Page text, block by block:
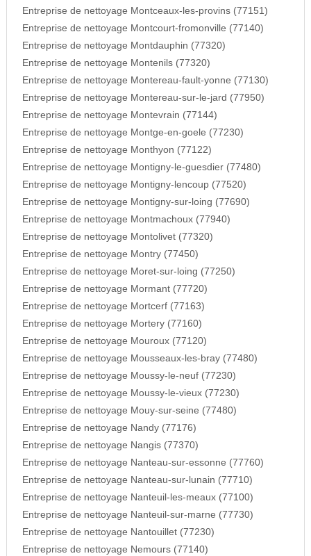
Entreprise de nettoyage Montceaux-les-provins (77151)
Entreprise de nettoyage Montcourt-fromonville (77140)
Entreprise de nettoyage Montdauphin (77320)
Entreprise de nettoyage Montenils (77320)
Entreprise de nettoyage Montereau-fault-yonne (77130)
Entreprise de nettoyage Montereau-sur-le-jard (77950)
Entreprise de nettoyage Montevrain (77144)
Entreprise de nettoyage Montge-en-goele (77230)
Entreprise de nettoyage Monthyon (77122)
Entreprise de nettoyage Montigny-le-guesdier (77480)
Entreprise de nettoyage Montigny-lencoup (77520)
Entreprise de nettoyage Montigny-sur-loing (77690)
Entreprise de nettoyage Montmachoux (77940)
Entreprise de nettoyage Montolivet (77320)
Entreprise de nettoyage Montry (77450)
Entreprise de nettoyage Moret-sur-loing (77250)
Entreprise de nettoyage Mormant (77720)
Entreprise de nettoyage Mortcerf (77163)
Entreprise de nettoyage Mortery (77160)
Entreprise de nettoyage Mouroux (77120)
Entreprise de nettoyage Mousseaux-les-bray (77480)
Entreprise de nettoyage Moussy-le-neuf (77230)
Entreprise de nettoyage Moussy-le-vieux (77230)
Entreprise de nettoyage Mouy-sur-seine (77480)
Entreprise de nettoyage Nandy (77176)
Entreprise de nettoyage Nangis (77370)
Entreprise de nettoyage Nanteau-sur-essonne (77760)
Entreprise de nettoyage Nanteau-sur-lunain (77710)
Entreprise de nettoyage Nanteuil-les-meaux (77100)
Entreprise de nettoyage Nanteuil-sur-marne (77730)
Entreprise de nettoyage Nantouillet (77230)
Entreprise de nettoyage Nemours (77140)